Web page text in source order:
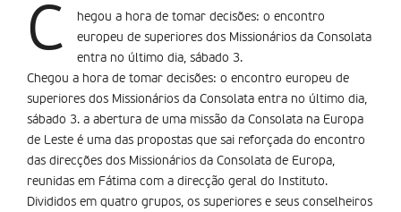
C
hegou a hora de tomar decisões: o encontro
europeu de superiores dos Missionários da Consolata
entra no último dia, sábado 3.
Chegou a hora de tomar decisões: o encontro europeu de
superiores dos Missionários da Consolata entra no último dia,
sábado 3. a abertura de uma missão da Consolata na Europa
de Leste é uma das propostas que sai reforçada do encontro
das direcções dos Missionários da Consolata de Europa,
reunidas em Fátima com a direcção geral do Instituto.
Divididos em quatro grupos, os superiores e seus conselheiros